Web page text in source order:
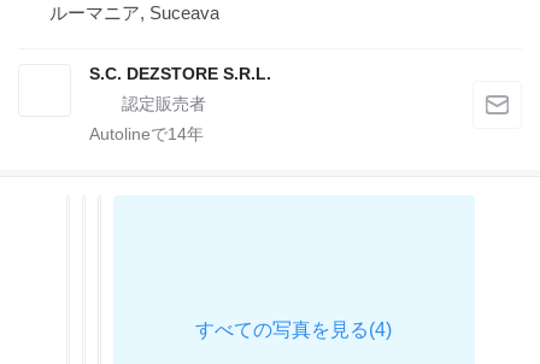
ルーマニア, Suceava
S.C. DEZSTORE S.R.L.
Autolineで14年